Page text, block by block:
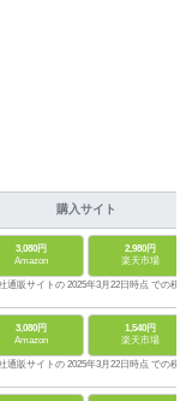
購入サイト
3,080円
Amazon
2,980円
楽天市場
通販サイトの 2025年3月22日時点 での税
3,080円
Amazon
1,540円
楽天市場
通販サイトの 2025年3月22日時点 での税